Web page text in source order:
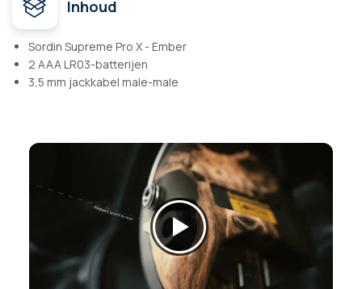
Inhoud
Sordin Supreme Pro X - Ember
2 AAA LR03-batterijen
3,5 mm jackkabel male-male